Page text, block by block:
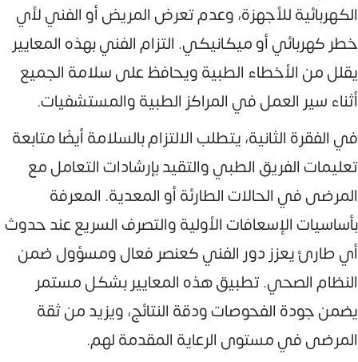
الكهربائية للأجهزة، وعدم تعرض المريض أو الفني لأي
خطر كهربائي أو ميكانيكي. التزام الفني بهذه المعايير
يقلل من الأخطاء الطبية ويحافظ على سلامة الجميع
أثناء سير العمل في المراكز الطبية والمستشفيات.
في الفقرة الثانية، يتطلب الالتزام بالسلامة أيضًا متابعة
تعليمات الفريق الطبي والتقيد بإرشادات التعامل مع
المرضى في الحالات الطارئة أو المعدية. المعرفة
بأساسيات الإسعافات الأولية والتصرف السريع عند حدوث
أي طارئ يعزز دور الفني كعنصر فعال ومسؤول ضمن
النظام الصحي. تطبيق هذه المعايير بشكل مستمر
يضمن جودة الفحوصات ودقة النتائج، ويزيد من ثقة
المرضى في مستوى الرعاية المقدمة لهم.